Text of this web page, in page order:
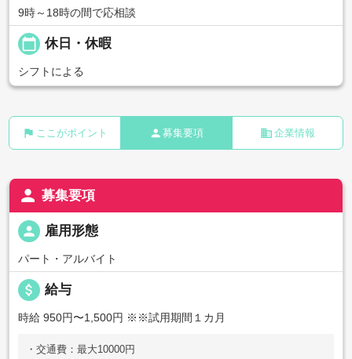
9時～18時の間で応相談
calendar_today 休日・休暇
シフトによる
flag ここがポイント person 募集要項 business 企業情報
person 募集要項
person 雇用形態
パート・アルバイト
attach_money 給与
時給 950円〜1,500円 ※※試用期間１カ月
・交通費：最大10000円